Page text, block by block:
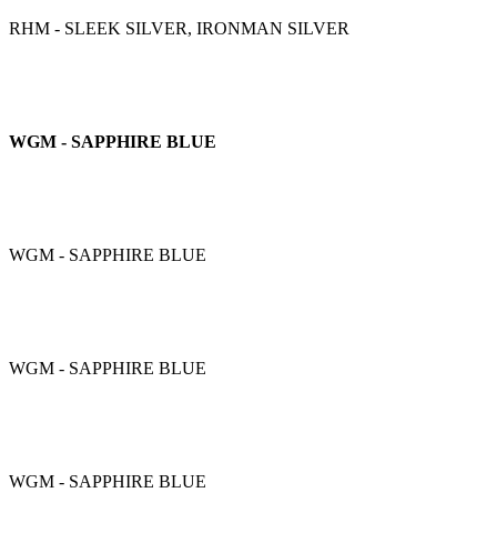
RHM - SLEEK SILVER, IRONMAN SILVER
WGM - SAPPHIRE BLUE
WGM - SAPPHIRE BLUE
WGM - SAPPHIRE BLUE
WGM - SAPPHIRE BLUE